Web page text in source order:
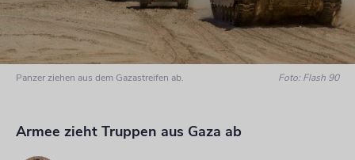
Panzer ziehen aus dem Gazastreifen ab. Foto: Flash 90
Armee zieht Truppen aus Gaza ab